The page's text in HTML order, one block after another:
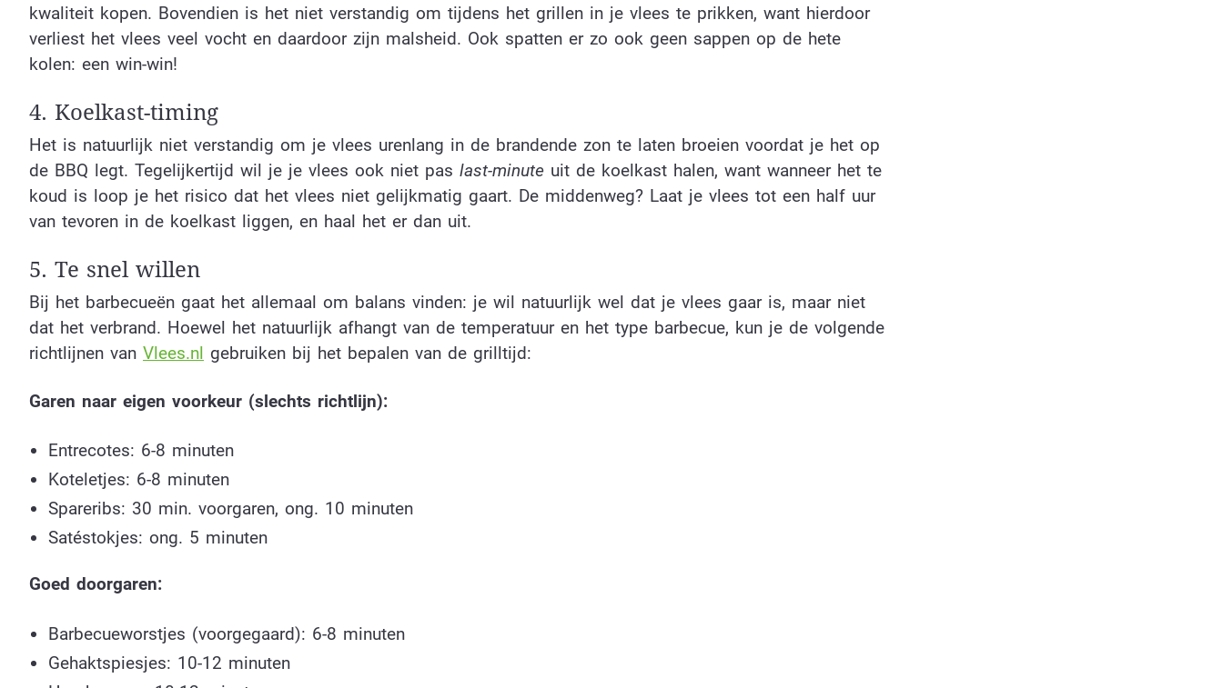
kwaliteit kopen. Bovendien is het niet verstandig om tijdens het grillen in je vlees te prikken, want hierdoor
verliest het vlees veel vocht en daardoor zijn malsheid. Ook spatten er zo ook geen sappen op de hete
kolen: een win-win!
4. Koelkast-timing
Het is natuurlijk niet verstandig om je vlees urenlang in de brandende zon te laten broeien voordat je het op
de BBQ legt. Tegelijkertijd wil je je vlees ook niet pas last-minute uit de koelkast halen, want wanneer het te
koud is loop je het risico dat het vlees niet gelijkmatig gaart. De middenweg? Laat je vlees tot een half uur
van tevoren in de koelkast liggen, en haal het er dan uit.
5. Te snel willen
Bij het barbecueën gaat het allemaal om balans vinden: je wil natuurlijk wel dat je vlees gaar is, maar niet
dat het verbrand. Hoewel het natuurlijk afhangt van de temperatuur en het type barbecue, kun je de volgende
richtlijnen van Vlees.nl gebruiken bij het bepalen van de grilltijd:
Garen naar eigen voorkeur (slechts richtlijn):
Entrecotes: 6-8 minuten
Koteletjes: 6-8 minuten
Spareribs: 30 min. voorgaren, ong. 10 minuten
Satéstokjes: ong. 5 minuten
Goed doorgaren:
Barbecueworstjes (voorgegaard): 6-8 minuten
Gehaktspiesjes: 10-12 minuten